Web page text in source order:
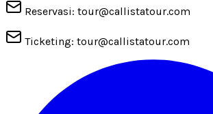
Reservasi: tour@callistatour.com
Ticketing: tour@callistatour.com